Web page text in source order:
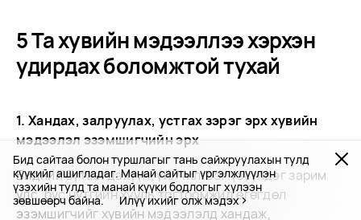
Бид сайтаа болон туршлагыг тань сайжруулахын тулд
күүкийг ашигладаг. Манай сайтыг үргэлжлүүлэн
үзэхийн тулд та манай күүки бодлогыг хүлээн
зөвшөөрч байна.
Илүү ихийг олж мэдэх
5 Та хувийн мэдээллээ хэрхэн
удирдах боломжтой тухай
1. Хандах, залруулах, устгах зэрэг эрх хувийн
мэдээлэл эзэмшигчийн эрх
Бидний бүтээгдэхүүн, үйлчилгээг үзүүлдэг зарим
улс, бүс нутгийн хууль тогтоомжид өгөгдөл
эзэмшигчийг хувийн мэдээлэлд хандаж,